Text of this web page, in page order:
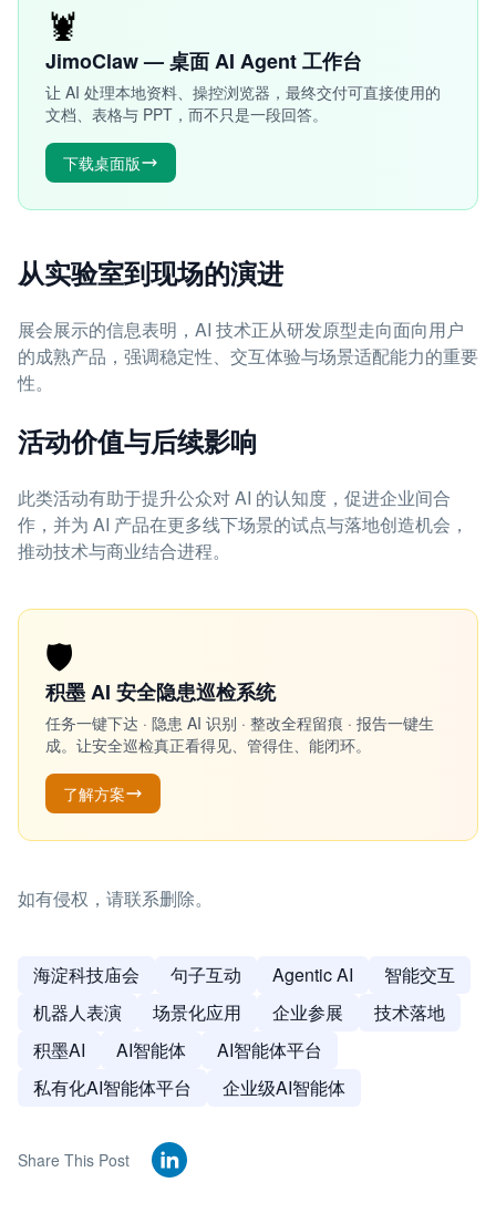
🦞
JimoClaw — 桌面 AI Agent 工作台
让 AI 处理本地资料、操控浏览器，最终交付可直接使用的
文档、表格与 PPT，而不只是一段回答。
下载桌面版
从实验室到现场的演进
展会展示的信息表明，AI 技术正从研发原型走向面向用户
的成熟产品，强调稳定性、交互体验与场景适配能力的重要
性。
活动价值与后续影响
此类活动有助于提升公众对 AI 的认知度，促进企业间合
作，并为 AI 产品在更多线下场景的试点与落地创造机会，
推动技术与商业结合进程。
🛡️
积墨 AI 安全隐患巡检系统
任务一键下达 · 隐患 AI 识别 · 整改全程留痕 · 报告一键生
成。让安全巡检真正看得见、管得住、能闭环。
了解方案
如有侵权，请联系删除。
海淀科技庙会 句子互动 Agentic AI
智能交互
机器人表演
场景化应用 企业参展
技术落地
积墨AI
AI智能体
AI智能体平台
私有化AI智能体平台
企业级AI智能体
Share This Post